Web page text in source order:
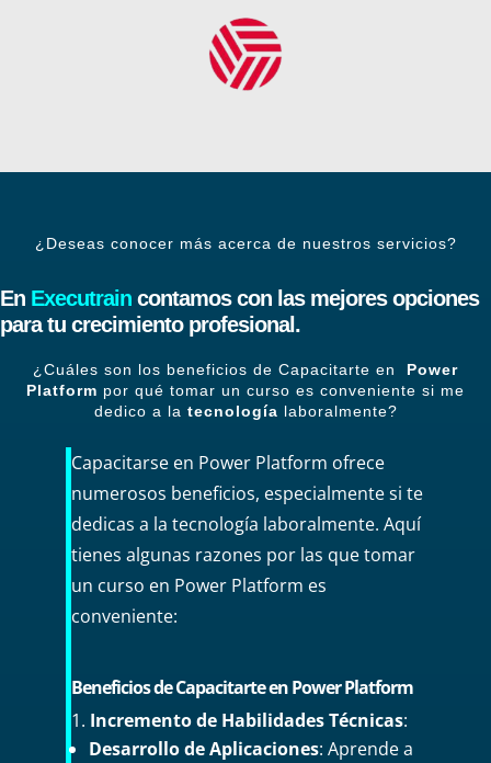
¿Deseas conocer más acerca de nuestros servicios?
En Executrain contamos con las mejores opciones
para tu crecimiento profesional.
¿Cuáles son los beneficios de Capacitarte en
Power
Platform por qué tomar un curso es conveniente si me
dedico a la tecnología laboralmente?
Capacitarse en Power Platform ofrece
numerosos beneficios, especialmente si te
dedicas a la tecnología laboralmente. Aquí
tienes algunas razones por las que tomar
un curso en Power Platform es
conveniente:
Beneficios de Capacitarte en Power Platform
Incremento de Habilidades Técnicas:
Desarrollo de Aplicaciones: Aprende a